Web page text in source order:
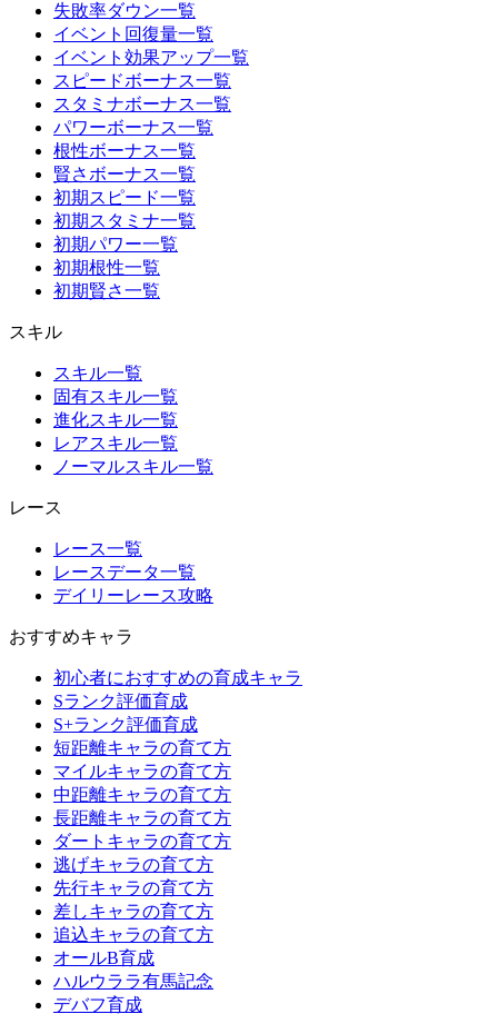
失敗率ダウン一覧
イベント回復量一覧
イベント効果アップ一覧
スピードボーナス一覧
スタミナボーナス一覧
パワーボーナス一覧
根性ボーナス一覧
賢さボーナス一覧
初期スピード一覧
初期スタミナ一覧
初期パワー一覧
初期根性一覧
初期賢さ一覧
スキル
スキル一覧
固有スキル一覧
進化スキル一覧
レアスキル一覧
ノーマルスキル一覧
レース
レース一覧
レースデータ一覧
デイリーレース攻略
おすすめキャラ
初心者におすすめの育成キャラ
Sランク評価育成
S+ランク評価育成
短距離キャラの育て方
マイルキャラの育て方
中距離キャラの育て方
長距離キャラの育て方
ダートキャラの育て方
逃げキャラの育て方
先行キャラの育て方
差しキャラの育て方
追込キャラの育て方
オールB育成
ハルウララ有馬記念
デバフ育成